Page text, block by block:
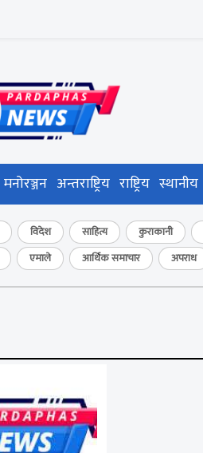
मनोरञ्जन अन्तराष्ट्रिय राष्ट्रिय स्थानीय
विदेश साहित्य कुराकानी
एमाले आर्थिक समाचार अपराध